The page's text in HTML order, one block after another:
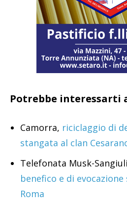
Potrebbe interessarti
Camorra, riciclaggio di
stangata al clan
Telefonata Musk-
benefico e di
Roma